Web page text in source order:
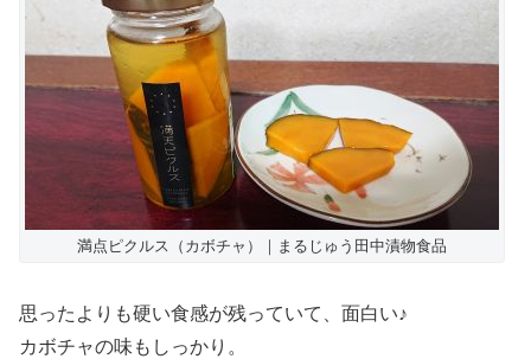
満点ピクルス（カボチャ）｜まるじゅう田中漬物食品
思ったよりも硬い食感が残っていて、面白い♪
カボチャの味もしっかり。